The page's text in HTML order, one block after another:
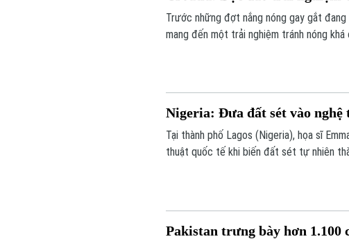
Trước những đợt nắng nóng gay gắt
mang đến một trải nghiệm tránh nóng
Nigeria: Đưa đất sét vào nghệ
Tại thành phố Lagos (Nigeria), họa sĩ
thuật quốc tế khi biến đất sét tự nhiên
Pakistan trưng bày hơn 1.100